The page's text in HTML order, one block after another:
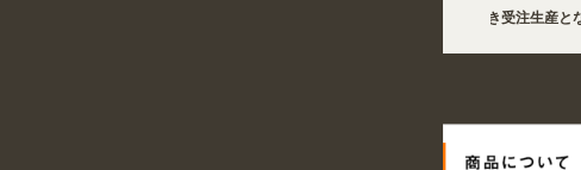
2026年08月07日 商品は一部(ポール・注水台など)を除き受注生産となりま